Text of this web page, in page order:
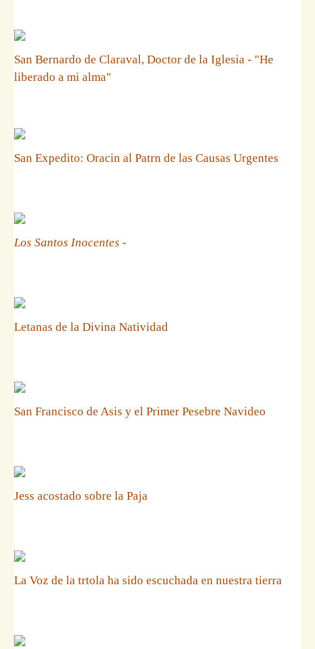
San Bernardo de Claraval, Doctor de la Iglesia - "He
liberado a mi alma"
San Expedito: Oracin al Patrn de las Causas Urgentes
Los Santos Inocentes -
Letanas de la Divina Natividad
San Francisco de Asis y el Primer Pesebre Navideo
Jess acostado sobre la Paja
La Voz de la trtola ha sido escuchada en nuestra tierra